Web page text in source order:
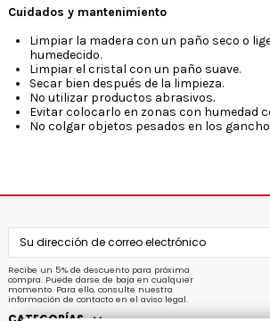
Cuidados y mantenimiento
Limpiar la madera con un paño seco o
humedecido.
Limpiar el cristal con un paño suave.
Secar bien después de la limpieza.
No utilizar productos abrasivos.
Evitar colocarlo en zonas con humedad
No colgar objetos pesados en los
Recibe un 5% de descuento para próxima
compra. Puede darse de baja en cualquier
momento. Para ello, consulte nuestra
información de contacto en el aviso legal.